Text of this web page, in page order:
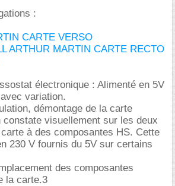
:
CARTE VERSO
ARTHUR MARTIN CARTE RECTO
électronique : Alimenté en 5V
variation.
démontage de la carte
constate visuellement sur les deux
à des composantes HS. Cette
230 V fournis du 5V sur certains
des composantes
la carte.3